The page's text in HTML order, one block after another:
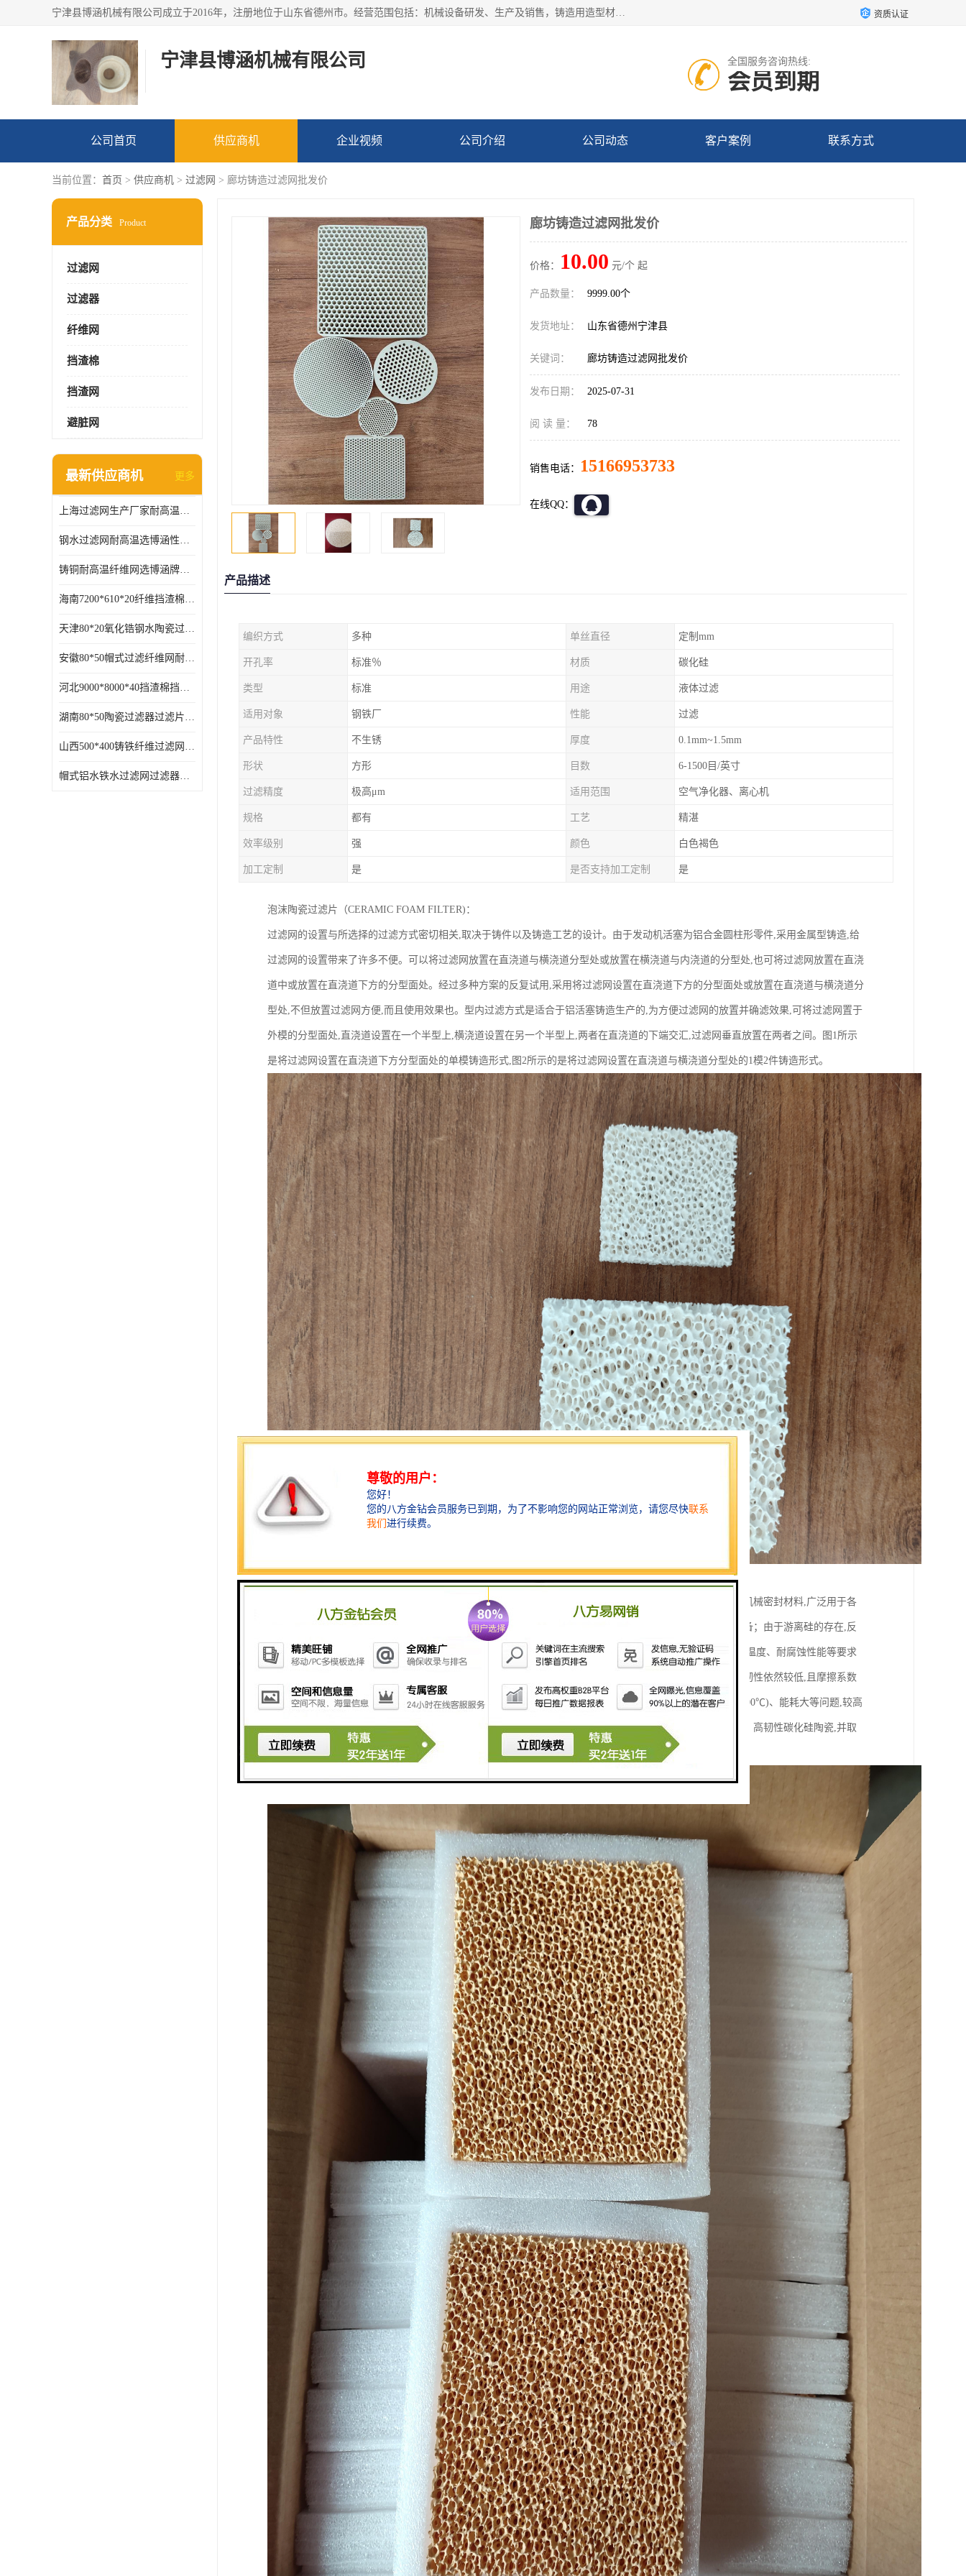
宁津县博涵机械有限公司成立于2016年，注册地位于山东省德州市。经营范围包括：机械设备研发、生产及销售，铸造用造型材料生产、销售，玻璃纤维及制品制造、销售，汽车零配件零售，机械零件、零部件加工，机械零件、零部件销售等；主要产品有：纤维过滤网,陶瓷过滤器,泡沫陶瓷过滤器,耐高温纤维过滤器,铸铁过滤器,铸铜过滤网,铸铝过滤网,铝轮毂过滤网,高效过滤网,高效陶瓷过滤网,高效纤维过滤网。 资质认证
宁津县博涵机械有限公司 全国服务咨询热线:
会员到期
公司首页 供应商机 企业视频 公司介绍 公司动态 客户案例 联系方式
当前位置： 首页 > 供应商机 > 过滤网 > 廊坊铸造过滤网批发价
产品分类 Product
过滤网
过滤器
纤维网
挡渣棉
挡渣网
避脏网
最新供应商机 更多
上海过滤网生产厂家耐高温可定制供应及时
钢水过滤网耐高温选博涵性能稳定价格合适
铸铜耐高温纤维网选博涵牌质量稳定
海南7200*610*20纤维挡渣棉耐高温
天津80*20氧化锆钢水陶瓷过滤器过滤效果明显
安徽80*50帽式过滤纤维网耐高温
河北9000*8000*40挡渣棉挡渣效果好耐高温
湖南80*50陶瓷过滤器过滤片过滤网效果好耐高温
山西500*400铸铁纤维过滤网方形网圆形网
帽式铝水铁水过滤网过滤器耐高温
廊坊铸造过滤网批发价
价格： 10.00 元/个 起
产品数量： 9999.00个
发货地址： 山东省德州宁津县
关键词： 廊坊铸造过滤网批发价
发布日期： 2025-07-31
阅 读 量： 78
销售电话： 15166953733
在线QQ：
产品描述
编织方式 多种 单丝直径 定制mm
开孔率 标准％ 材质 碳化硅
类型 标准 用途 液体过滤
适用对象 钢铁厂 性能 过滤
产品特性 不生锈 厚度 0.1mm~1.5mm
形状 方形 目数 6-1500目/英寸
过滤精度 极高μm 适用范围 空气净化器、离心机
规格 都有 工艺 精湛
效率级别 强 颜色 白色褐色
加工定制 是 是否支持加工定制 是
泡沫陶瓷过滤片（CERAMIC FOAM FILTER)：
过滤网的设置与所选择的过滤方式密切相关,取决于铸件以及铸造工艺的设计。由于发动机活塞为铝合金圆柱形零件,采用金属型铸造,给
过滤网的设置带来了许多不便。可以将过滤网放置在直浇道与横浇道分型处或放置在横浇道与内浇道的分型处,也可将过滤网放置在直浇
道中或放置在直浇道下方的分型面处。经过多种方案的反复试用,采用将过滤网设置在直浇道下方的分型面处或放置在直浇道与横浇道分
型处,不但放置过滤网方便,而且使用效果也。型内过滤方式是适合于铝活塞铸造生产的,为方便过滤网的放置并确滤效果,可将过滤网置于
外模的分型面处,直浇道设置在一个半型上,横浇道设置在另一个半型上,两者在直浇道的下端交汇,过滤网垂直放置在两者之间。图1所示
是将过滤网设置在直浇道下方分型面处的单模铸造形式,图2所示的是将过滤网设置在直浇道与横浇道分型处的1模2件铸造形式。
碳化硅陶瓷具有比重小、硬度高、比强度高、耐磨、耐腐蚀、耐高温、抗热震性能良好等特点,被誉为第四代机械密封材料,广泛用于各
类特殊工况条件下工业设备和装置的机械密封。目前,工业化生产的碳化硅陶瓷密封环主要采用反应烧结法制备；由于游离硅的存在,反
应烧结碳化硅密封环的耐高温性、耐腐蚀性较差,力学性能偏低,对应用环境和工况条件有诸多限制。而对使用温度、耐腐蚀性能等要求
较高的密封环则采用无压固相烧结法制备；该烧结方法制得的密封环硬度高、弹性模量大,但抗弯强度和断裂韧性依然较低,且摩擦系数
较大,自身组对时磨损量大,在使用过程中的可靠性差,工作寿命较短；此外,该烧结方法还存在烧结温度高(达2300℃)、能耗大等问题,较高
的生产成本限制了碳化硅密封环的推广应用。由此,国内外众多学者致力于研究低温液相烧结技术制备高强度、高韧性碳化硅陶瓷,并取
得一定的成效。